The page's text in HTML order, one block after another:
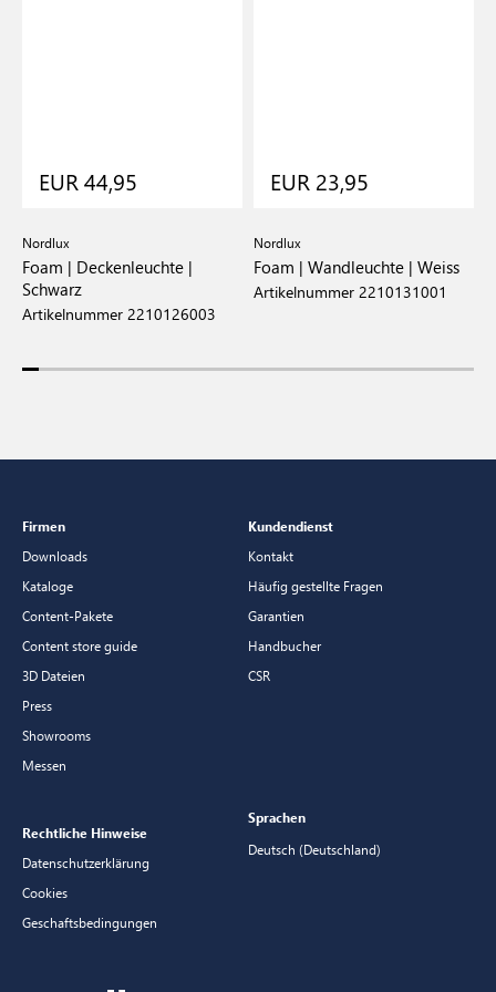
EUR 44,95
Nordlux
Foam | Deckenleuchte |
Schwarz
Artikelnummer 2210126003
EUR 23,95
Nordlux
Foam | Wandleuchte | Weiss
Artikelnummer 2210131001
Firmen
Downloads
Kataloge
Content-Pakete
Content store guide
3D Dateien
Press
Showrooms
Messen
Kundendienst
Kontakt
Häufig gestellte Fragen
Garantien
Handbucher
CSR
Rechtliche Hinweise
Datenschutzerklärung
Cookies
Geschaftsbedingungen
Sprachen
Deutsch (Deutschland)